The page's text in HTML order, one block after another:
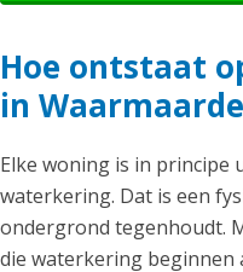
Hoe ontstaat
in
Elke woning is in principe
waterkering. Dat is een
ondergrond tegenhoudt.
die waterkering beginnen